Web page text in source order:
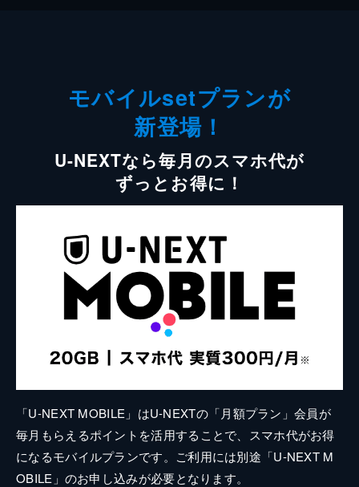
モバイルsetプランが
新登場！
U-NEXTなら毎月のスマホ代が
ずっとお得に！
「U-NEXT MOBILE」はU-NEXTの「月額プラン」会員が
毎月もらえるポイントを活用することで、スマホ代がお得
になるモバイルプランです。ご利用には別途「U-NEXT M
OBILE」のお申し込みが必要となります。